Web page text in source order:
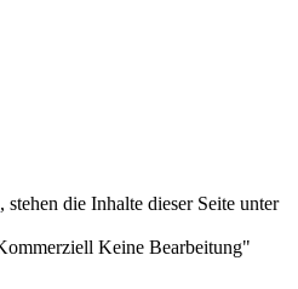
, stehen die Inhalte dieser Seite unter